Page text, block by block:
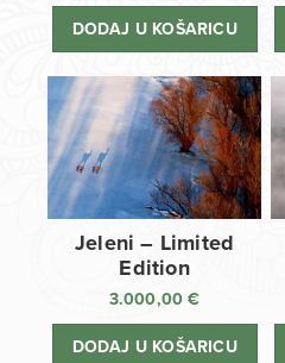
DODAJ U KOŠARICU
Jeleni – Limited
Edition
3.000,00€
DODAJ U KOŠARICU